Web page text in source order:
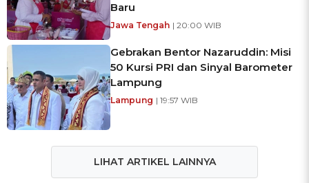
Baru
Jawa Tengah | 20:00 WIB
Gebrakan Bentor Nazaruddin: Misi
50 Kursi PRI dan Sinyal Barometer
Lampung
Lampung | 19:57 WIB
LIHAT ARTIKEL LAINNYA